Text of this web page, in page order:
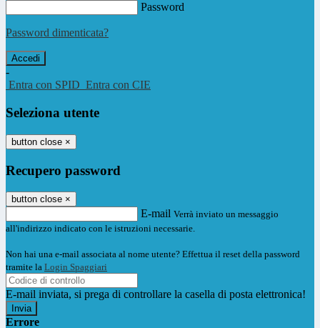
Password
Password dimenticata?
-
Entra con SPID Entra con CIE
Seleziona utente
button close ×
Recupero password
button close ×
E-mail Verrà inviato un messaggio
all'indirizzo indicato con le istruzioni necessarie.
Non hai una e-mail associata al nome utente? Effettua il reset della password
tramite la Login Spaggiari
E-mail inviata, si prega di controllare la casella di posta elettronica!
Errore